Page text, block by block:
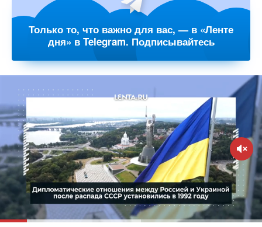
Только то, что важно для вас, — в «Ленте
дня» в Telegram. Подписывайтесь